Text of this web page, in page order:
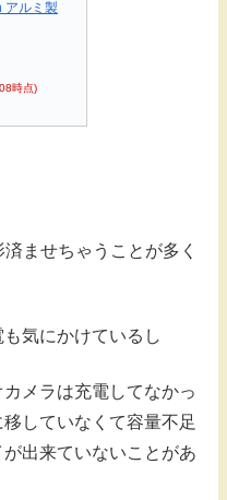
アルミ製
時点)
ませちゃうことが多く
気にかけているし
メラは充電してなかっ
していなくて容量不足
出来ていないことがあ